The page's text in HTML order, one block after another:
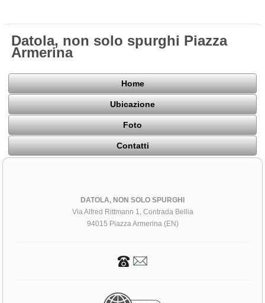
Datola, non solo spurghi Piazza
Armerina
Home
Ubicazione
Foto
Contatti
DATOLA, NON SOLO SPURGHI
Via Alfred Rittmann 1, Contrada Bellia
94015 Piazza Armerina (EN)